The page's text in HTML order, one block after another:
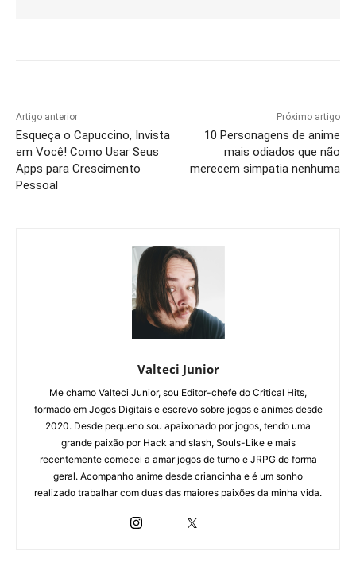
Artigo anterior
Esqueça o Capuccino, Invista
em Você! Como Usar Seus
Apps para Crescimento
Pessoal
Próximo artigo
10 Personagens de anime
mais odiados que não
merecem simpatia nenhuma
Valteci Junior
Me chamo Valteci Junior, sou Editor-chefe do Critical Hits,
formado em Jogos Digitais e escrevo sobre jogos e animes desde
2020. Desde pequeno sou apaixonado por jogos, tendo uma
grande paixão por Hack and slash, Souls-Like e mais
recentemente comecei a amar jogos de turno e JRPG de forma
geral. Acompanho anime desde criancinha e é um sonho
realizado trabalhar com duas das maiores paixões da minha vida.